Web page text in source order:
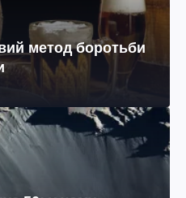
метод боротьби